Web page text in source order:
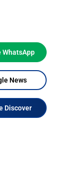
WhatsApp
News
Discover